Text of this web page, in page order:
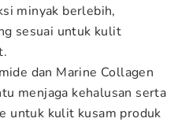
minyak berlebih,
sesuai untuk kulit
dan Marine Collagen
menjaga kehalusan serta
untuk kulit kusam produk